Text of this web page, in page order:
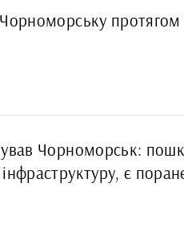
Чорноморськ:
є